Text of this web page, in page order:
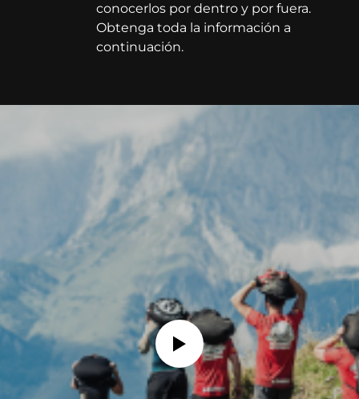
conocerlos por dentro y por fuera.
Obtenga toda la información a
continuación.